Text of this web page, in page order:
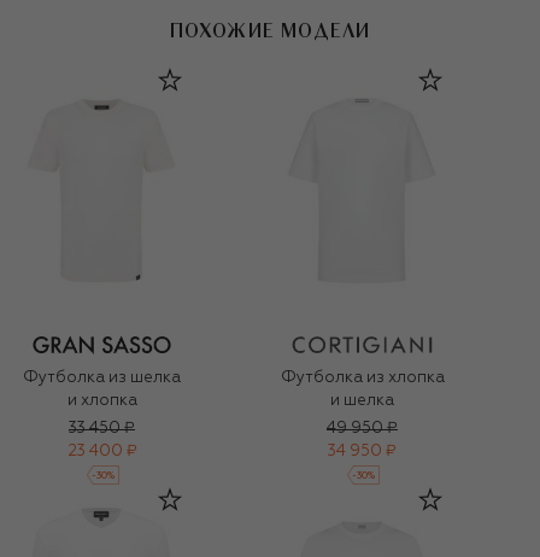
ПОХОЖИЕ МОДЕЛИ
Футболка из шелка
и хлопка
33 450 ₽
23 400 ₽
-30%
Футболка из хлопка
и шелка
49 950 ₽
34 950 ₽
-30%